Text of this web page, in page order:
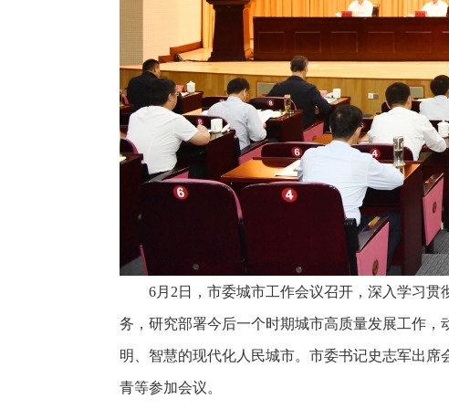
6月2日，市委城市工作会议召开，深入学习
务，研究部署今后一个时期城市高质量发展工作
明、智慧的现代化人民城市。市委书记史志军出
青等参加会议。